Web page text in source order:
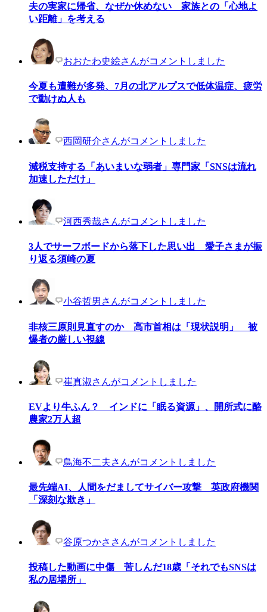
夫の実家に帰省、なぜか休めない 家族との「心地よ
い距離」を考える
おおたわ史絵さんがコメントしました
今夏も遭難が多発、7月の北アルプスで低体温症、疲労
で動けぬ人も
西岡研介さんがコメントしました
減税支持する「あいまいな弱者」専門家「SNSは流れ
加速しただけ」
河西秀哉さんがコメントしました
3人でサーフボードから落下した思い出 愛子さまが振
り返る須崎の夏
小谷哲男さんがコメントしました
非核三原則見直すのか 高市首相は「現状説明」 被
爆者の厳しい視線
崔真淑さんがコメントしました
EVより牛ふん？ インドに「眠る資源」、開所式に酪
農家2万人超
鳥海不二夫さんがコメントしました
最先端AI、人間をだましてサイバー攻撃 英政府機関
「深刻な欺き」
谷原つかささんがコメントしました
投稿した動画に中傷 苦しんだ18歳「それでもSNSは
私の居場所」